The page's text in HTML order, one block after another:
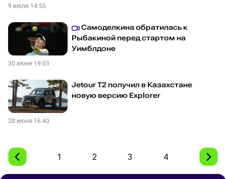
9 июля 14:55
Самоделкина обратилась к
Рыбакиной перед стартом на
Уимблдоне
30 июня 19:03
Jetour T2 получил в Казахстане
новую версию Explorer
28 июня 16:40
1 2 3 4